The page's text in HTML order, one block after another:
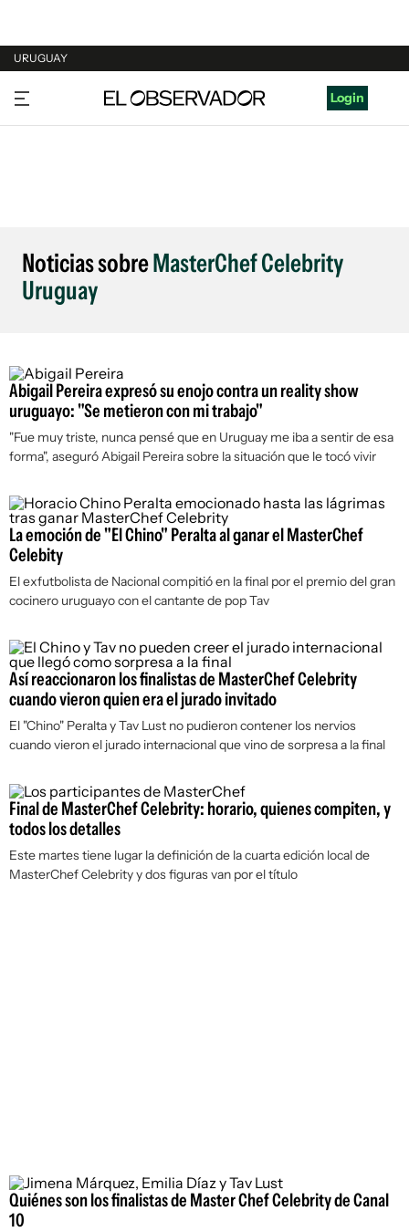
URUGUAY
URUGUAY
ARGENTINA
Login
Noticias sobreMasterChef Celebrity
Uruguay
Abigail Pereira expresó su enojo contra un reality show
uruguayo: "Se metieron con mi trabajo"
"Fue muy triste, nunca pensé que en Uruguay me iba a sentir de esa
forma", aseguró Abigail Pereira sobre la situación que le tocó vivir
La emoción de "El Chino" Peralta al ganar el MasterChef
Celebity
El exfutbolista de Nacional compitió en la final por el premio del gran
cocinero uruguayo con el cantante de pop Tav
Así reaccionaron los finalistas de MasterChef Celebrity
cuando vieron quien era el jurado invitado
El "Chino" Peralta y Tav Lust no pudieron contener los nervios
cuando vieron el jurado internacional que vino de sorpresa a la final
Final de MasterChef Celebrity: horario, quienes compiten, y
todos los detalles
Este martes tiene lugar la definición de la cuarta edición local de
MasterChef Celebrity y dos figuras van por el título
Quiénes son los finalistas de Master Chef Celebrity de Canal
10